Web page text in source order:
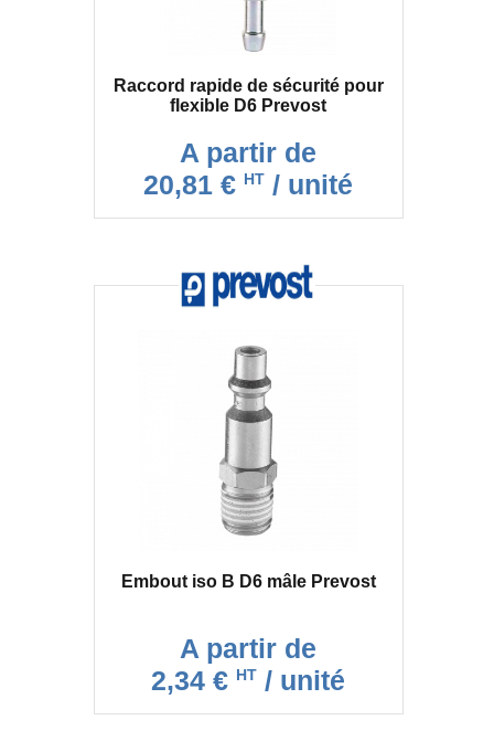
Raccord rapide de sécurité pour
flexible D6 Prevost
A partir de
20,81 € HT / unité
Embout iso B D6 mâle Prevost
A partir de
2,34 € HT / unité